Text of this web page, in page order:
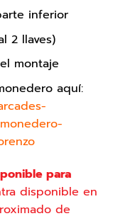
inferior
2 llaves)
montaje
aquí:
para
disponible en
de